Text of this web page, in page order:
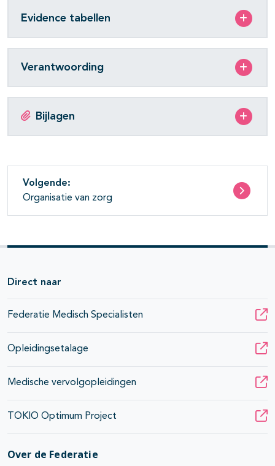
Evidence tabellen
Verantwoording
Bijlagen
Volgende:
Organisatie van zorg
Direct naar
Federatie Medisch Specialisten
Opleidingsetalage
Medische vervolgopleidingen
TOKIO Optimum Project
Over de Federatie